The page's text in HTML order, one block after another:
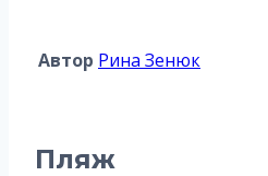
Автор Рина Зенюк
Пляж